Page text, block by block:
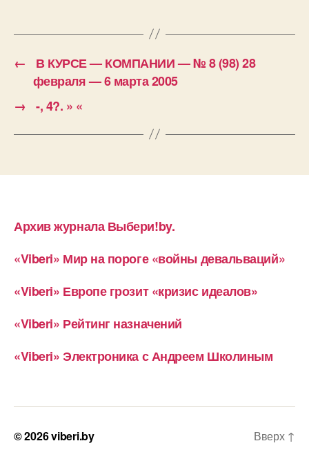
←
В КУРСЕ — КОМПАНИИ — № 8 (98) 28
февраля — 6 марта 2005
→
-, 4?. » «
Архив журнала Выбери!by.
«Viberi» Мир на пороге «войны девальваций»
«Viberi» Европе грозит «кризис идеалов»
«Viberi» Рейтинг назначений
«Viberi» Электроника с Андреем Школиным
© 2026viberi.by Вверх ↑